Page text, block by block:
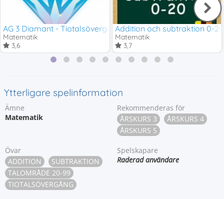
AG 3 Diamant - Tiotalsövergång 2-18
Matematik
3,6
Addition och subtraktion 0-20
Matematik
3,7
Ytterligare spelinformation
Ämne
Matematik
Rekommenderas för
ÅRSKURS 3
ÅRSKURS 4
ÅRSKURS 5
Övar
ADDITION
SUBTRAKTION
TALOMRÅDE 20-99
TIOTALSÖVERGÅNG
Spelskapare
Raderad användare